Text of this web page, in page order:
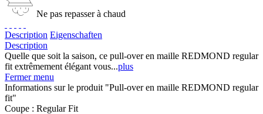
Ne pas repasser à chaud
Description Eigenschaften
Description
Quelle que soit la saison, ce pull-over en maille REDMOND regular
fit extrêmement élégant vous...plus
Fermer menu
Informations sur le produit "Pull-over en maille REDMOND regular
fit"
Coupe : Regular Fit